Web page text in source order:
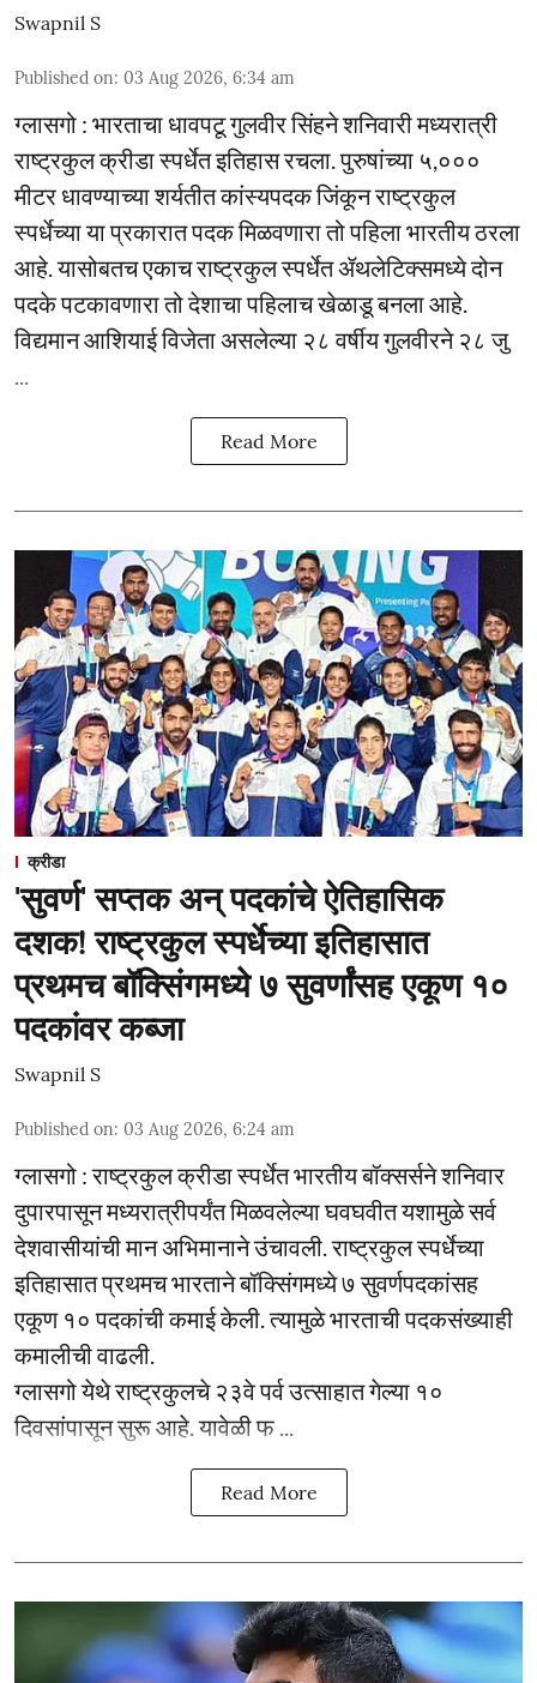
Swapnil S
Published on: 03 Aug 2026, 6:34 am
ग्लासगो : भारताचा धावपटू गुलवीर सिंहने शनिवारी मध्यरात्री
राष्ट्रकुल क्रीडा स्पर्धेत इतिहास रचला. पुरुषांच्या ५,०‌००
मीटर धावण्याच्या शर्यतीत कांस्यपदक जिंकून राष्ट्रकुल
स्पर्धेच्या या प्रकारात पदक मिळवणारा तो पहिला भारतीय ठरला
आहे. यासोबतच एकाच राष्ट्रकुल स्पर्धेत ॲथलेटिक्समध्ये दोन
पदके पटकावणारा तो देशाचा पहिलाच खेळाडू बनला आहे.
विद्यमान आशियाई विजेता असलेल्या २८ वर्षीय गुलवीरने २८ जु
...
Read More
क्रीडा
'सुवर्ण' सप्तक अन् पदकांचे ऐतिहासिक
दशक! राष्ट्रकुल स्पर्धेच्या इतिहासात
प्रथमच बॉक्सिंगमध्ये ७ सुवर्णांसह एकूण १०
पदकांवर कब्जा
Swapnil S
Published on: 03 Aug 2026, 6:24 am
ग्लासगो : राष्ट्रकुल क्रीडा स्पर्धेत भारतीय बॉक्सर्सने शनिवार
दुपारपासून मध्यरात्रीपर्यंत मिळवलेल्या घवघवीत यशामुळे सर्व
देशवासीयांची मान अभिमानाने उंचावली. राष्ट्रकुल स्पर्धेच्या
इतिहासात प्रथमच भारताने बॉक्सिंगमध्ये ७ सुवर्णपदकांसह
एकूण १० पदकांची कमाई केली. त्यामुळे भारताची पदकसंख्याही
कमालीची वाढली.
ग्लासगो येथे राष्ट्रकुलचे २३वे पर्व उत्साहात गेल्या १०
दिवसांपासून सुरू आहे. यावेळी फ ...
Read More